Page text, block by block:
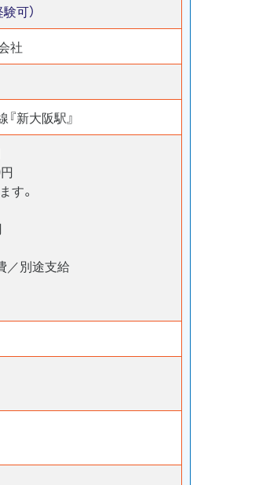
可）
社
新大阪駅』
す。
／別途支給